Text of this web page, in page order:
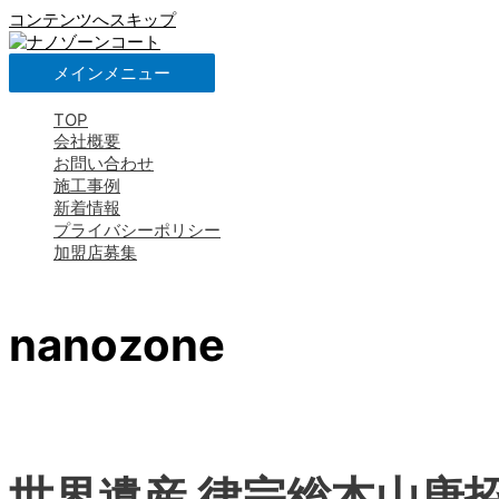
コンテンツへスキップ
メインメニュー
TOP
会社概要
お問い合わせ
施工事例
新着情報
プライバシーポリシー
加盟店募集
nanozone